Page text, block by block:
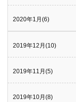
2020年1月(6)
2019年12月(10)
2019年11月(5)
2019年10月(8)